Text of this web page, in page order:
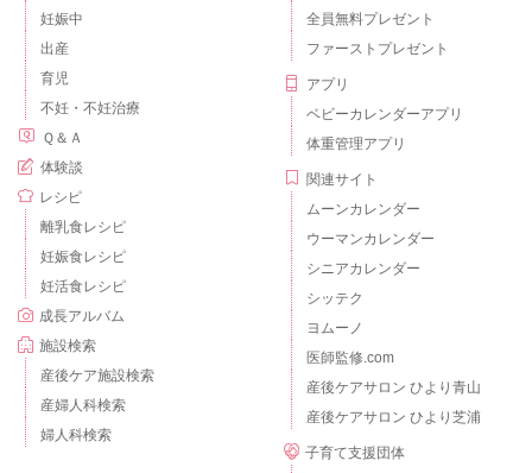
妊娠中
出産
育児
不妊・不妊治療
Ｑ＆Ａ
体験談
レシピ
離乳食レシピ
妊娠食レシピ
妊活食レシピ
成長アルバム
施設検索
産後ケア施設検索
産婦人科検索
婦人科検索
全員無料プレゼント
ファーストプレゼント
アプリ
ベビーカレンダーアプリ
体重管理アプリ
関連サイト
ムーンカレンダー
ウーマンカレンダー
シニアカレンダー
シッテク
ヨムーノ
医師監修.com
産後ケアサロン ひより青山
産後ケアサロン ひより芝浦
子育て支援団体